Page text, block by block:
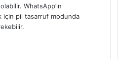
WhatsApp’ın
için pil tasarruf modunda